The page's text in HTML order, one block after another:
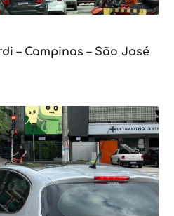
– Campinas – São José